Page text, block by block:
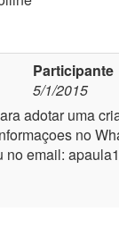
Participante
5/1/2015
adotar uma
no
no email: